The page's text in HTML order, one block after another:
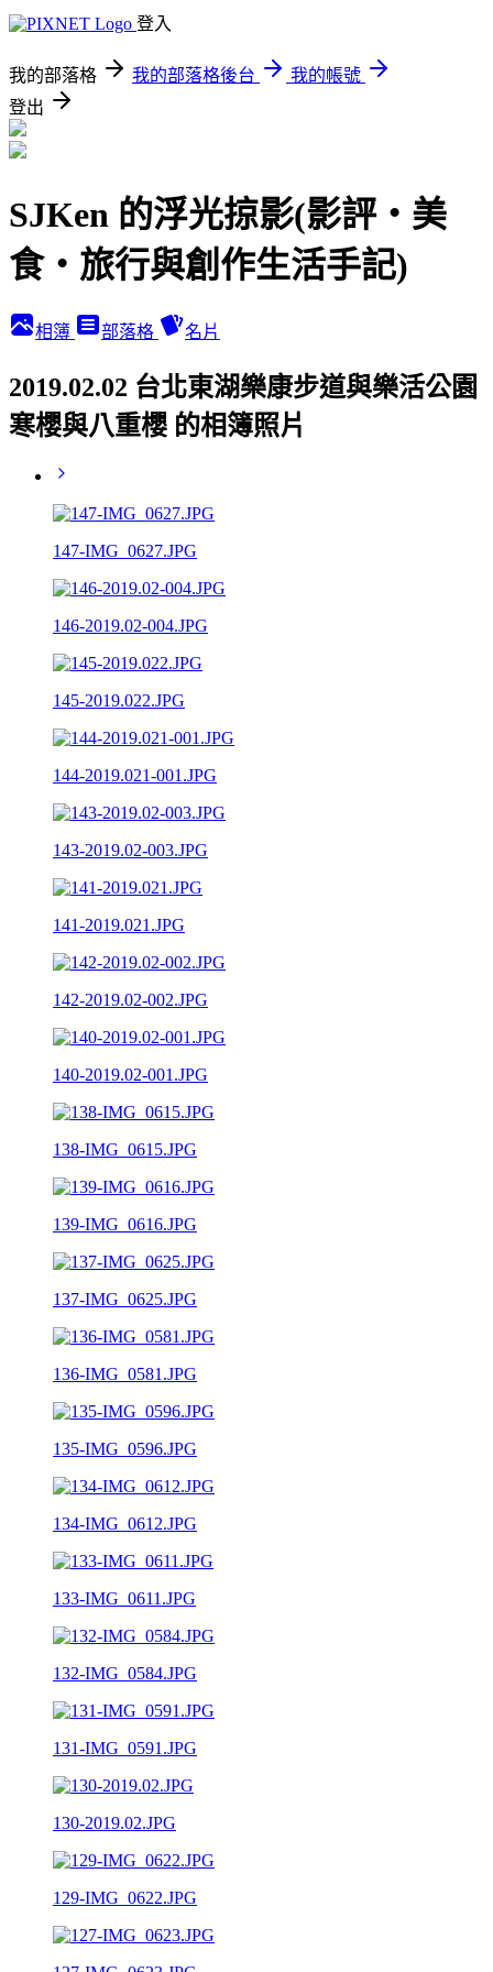
登入
我的部落格 我的部落格後台
我的帳號
登出
SJKen 的浮光掠影(影評‧美
食‧旅行與創作生活手記)
相簿 部落格 名片
2019.02.02 台北東湖樂康步道與樂活公園
寒櫻與八重櫻 的相簿照片
147-IMG_0627.JPG
146-2019.02-004.JPG
145-2019.022.JPG
144-2019.021-001.JPG
143-2019.02-003.JPG
141-2019.021.JPG
142-2019.02-002.JPG
140-2019.02-001.JPG
138-IMG_0615.JPG
139-IMG_0616.JPG
137-IMG_0625.JPG
136-IMG_0581.JPG
135-IMG_0596.JPG
134-IMG_0612.JPG
133-IMG_0611.JPG
132-IMG_0584.JPG
131-IMG_0591.JPG
130-2019.02.JPG
129-IMG_0622.JPG